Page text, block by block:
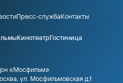
Пресс-службаКонтакты
КинотеатрГостиница
«Мосфильм»
ул. Мосфильмовская д.1